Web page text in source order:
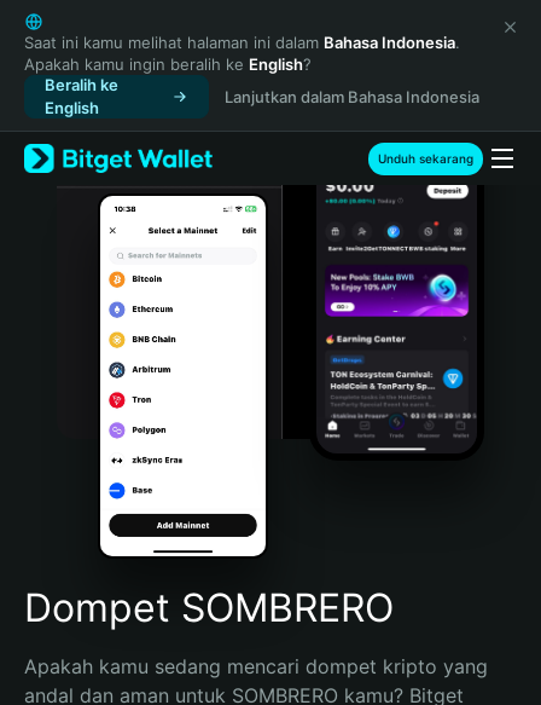
English
日本語
Tiếng Việt
Русский
Español (Latinoamérica)
Türkçe
Italiano
Português (Portugal)
Bahasa Indonesia
Português (Brasil)
Español (Argentina)
Saat ini kamu melihat halaman ini dalam Bahasa Indonesia.
Apakah kamu ingin beralih ke English?
Beralih ke
English
Lanjutkan dalam Bahasa Indonesia
Unduh sekarang
Dompet SOMBRERO
Apakah kamu sedang mencari dompet kripto yang
andal dan aman untuk SOMBRERO kamu? Bitget